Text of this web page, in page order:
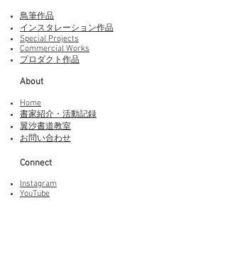
鳥筆作品
インスタレーション作品
Special Projects
Commercial Works
プロダクト作品
About
Home
書家紹介・活動記録
​翼沙書道教室
お問い合わせ
Connect
Instagram
YouTube